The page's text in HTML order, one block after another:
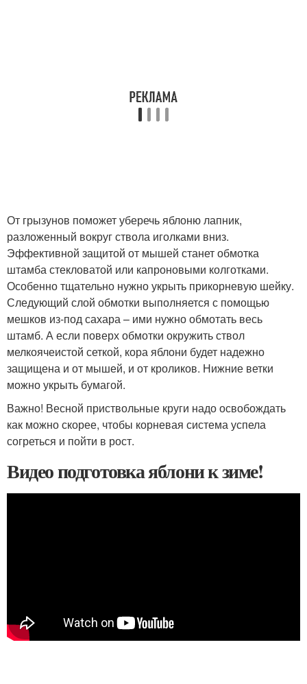
От грызунов поможет уберечь яблоню лапник,
разложенный вокруг ствола иголками вниз.
Эффективной защитой от мышей станет обмотка
штамба стекловатой или капроновыми колготками.
Особенно тщательно нужно укрыть прикорневую шейку.
Следующий слой обмотки выполняется с помощью
мешков из-под сахара – ими нужно обмотать весь
штамб. А если поверх обмотки окружить ствол
мелкоячеистой сеткой, кора яблони будет надежно
защищена и от мышей, и от кроликов. Нижние ветки
можно укрыть бумагой.
Важно! Весной приствольные круги надо освобождать
как можно скорее, чтобы корневая система успела
согреться и пойти в рост.
Видео подготовка яблони к зиме!